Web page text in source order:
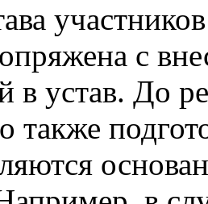
с
в устав. До
также